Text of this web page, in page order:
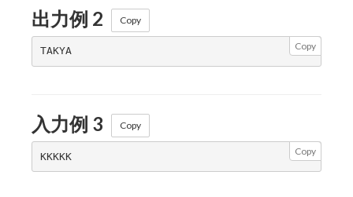
出力例 2 Copy
Copy
TAKYA
入力例 3 Copy
Copy
KKKKK